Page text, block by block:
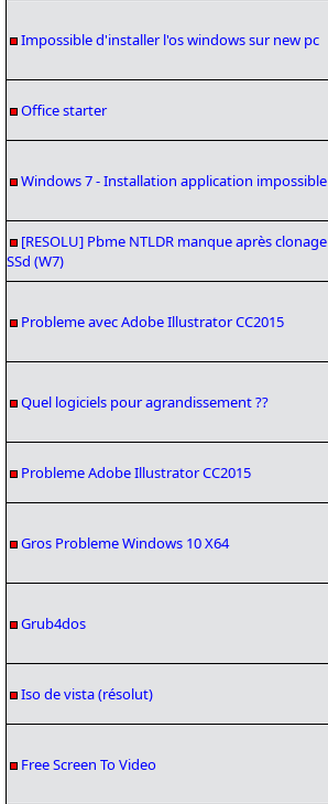
Impossible d'installer l'os windows sur new pc
Office starter
Windows 7 - Installation application impossible
[RESOLU] Pbme NTLDR manque après clonage
SSd (W7)
Probleme avec Adobe Illustrator CC2015
Quel logiciels pour agrandissement ??
Probleme Adobe Illustrator CC2015
Gros Probleme Windows 10 X64
Grub4dos
Iso de vista (résolut)
Free Screen To Video